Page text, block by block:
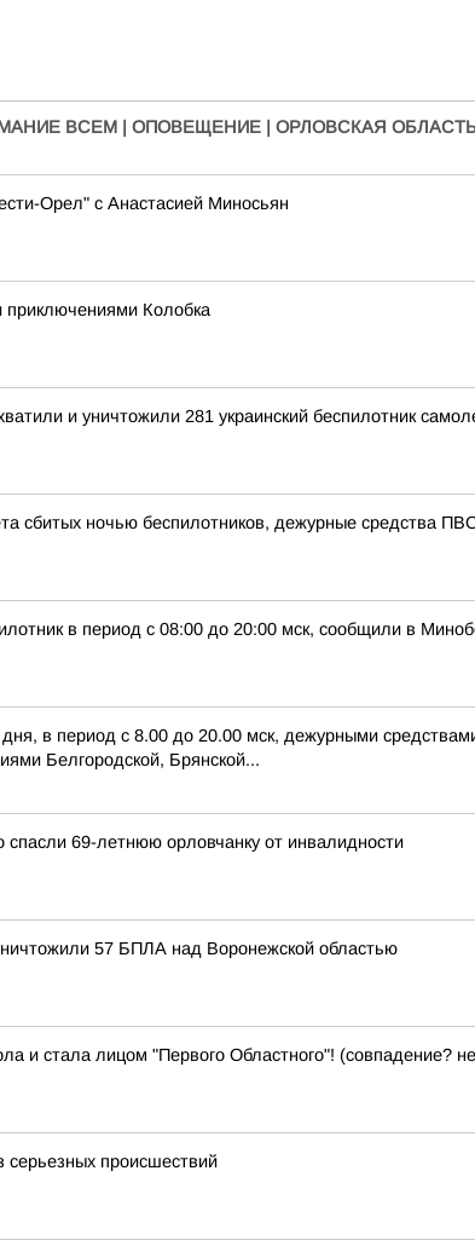
ВСЕМ | ОПОВЕЩЕНИЕ | ОРЛОВСКАЯ
Орел" с Анастасией Миносьян
Колобка
и уничтожили 281 украинский беспилотник
сбитых ночью беспилотников, дежурные средства
в период с 08:00 до 20:00 мск, сообщили в
в период с 8.00 до 20.00 мск, дежурными
Белгородской, Брянской...
69-летнюю орловчанку от инвалидности
57 БПЛА над Воронежской областью
и стала лицом "Первого Областного"! (совпадение?
происшествий